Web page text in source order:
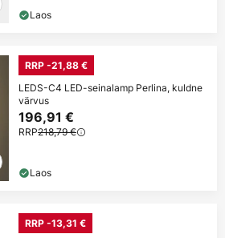
Laos
RRP -21,88 €
LEDS-C4 LED-seinalamp Perlina, kuldne
värvus
196,91 €
RRP218,79 €
Laos
RRP -13,31 €